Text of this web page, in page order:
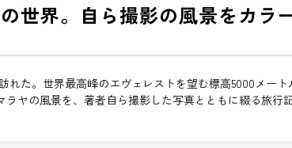
世界。自ら撮影の風景をカラ
れた。世界最高峰のエヴェレストを望む標高5000メー
ヤの風景を、著者自ら撮影した写真とともに綴る旅